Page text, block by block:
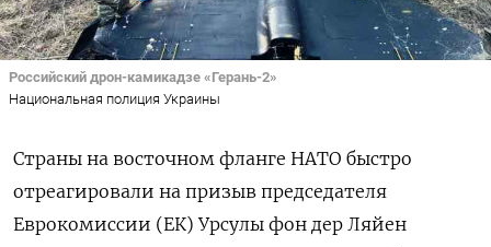
Российский дрон-камикадзе «Герань-2»
Национальная полиция Украины
Страны на восточном фланге НАТО быстро
отреагировали на призыв председателя
Еврокомиссии (ЕК) Урсулы фон дер Ляйен